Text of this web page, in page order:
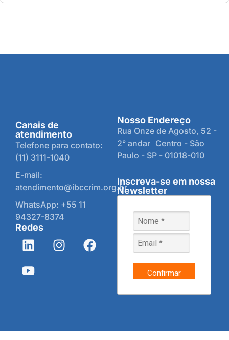
Canais de
atendimento
Telefone para contato:
(11) 3111-1040
E-mail:
atendimento@ibccrim.org.br
WhatsApp: +55 11
94327-8374
Redes
Nosso Endereço
Rua Onze de Agosto, 52 -
2° andar Centro - São
Paulo - SP - 01018-010
Inscreva-se em nossa
Newsletter
Confirmar